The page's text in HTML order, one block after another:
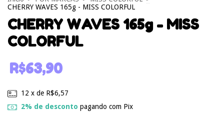
CHERRY WAVES 165g - MISS COLORFUL
CHERRY WAVES 165g - MISS
COLORFUL
R$63,90
12 x de R$6,57
2% de desconto pagando com Pix